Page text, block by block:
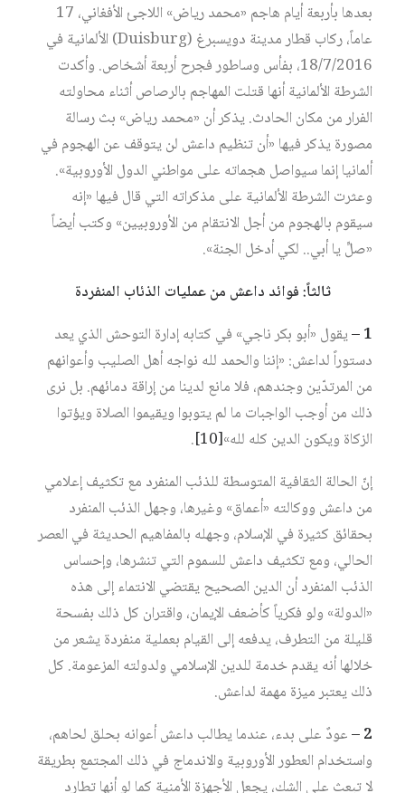
بعدها بأربعة أيام هاجم «محمد رياض» اللاجئ الأفغاني، 17
عاماً، ركاب قطار مدينة دويسبرغ (Duisburg) الألمانية في
18/7/2016، بفأس وساطور فجرح أربعة أشخاص. وأكدت
الشرطة الألمانية أنها قتلت المهاجم بالرصاص أثناء محاولته
الفرار من مكان الحادث. يذكر أن «محمد رياض» بث رسالة
مصورة يذكر فيها «أن تنظيم داعش لن يتوقف عن الهجوم في
ألمانيا إنما سيواصل هجماته على مواطني الدول الأوروبية».
وعثرت الشرطة الألمانية على مذكراته التي قال فيها «إنه
سيقوم بالهجوم من أجل الانتقام من الأوروبيين» وكتب أيضاً
«صلِّ يا أبي.. لكي أدخل الجنة».
ثالثاً: فوائد داعش من عمليات الذئاب المنفردة
1 –
يقول «أبو بكر ناجي» في كتابه إدارة التوحش الذي يعد
دستوراً لداعش: «إننا والحمد لله نواجه أهل الصليب وأعوانهم
من المرتدّين وجندهم، فلا مانع لدينا من إراقة دمائهم. بل نرى
ذلك من أوجب الواجبات ما لم يتوبوا ويقيموا الصلاة ويؤتوا
الزكاة ويكون الدين كله لله»‏[10]
.
إنّ الحالة الثقافية المتوسطة للذئب المنفرد مع تكثيف إعلامي
من داعش ووكالته «أعماق» وغيرها، وجهل الذئب المنفرد
بحقائق كثيرة في الإسلام، وجهله بالمفاهيم الحديثة في العصر
الحالي، ومع تكثيف داعش للسموم التي تنشرها، وإحساس
الذئب المنفرد أن الدين الصحيح يقتضي الانتماء إلى هذه
«الدولة» ولو فكرياً كأضعف الإيمان، واقتران كل ذلك بفسحة
قليلة من التطرف، يدفعه إلى القيام بعملية منفردة يشعر من
خلالها أنه يقدم خدمة للدين الإسلامي ولدولته المزعومة. كل
ذلك يعتبر ميزة مهمة لداعش.
2 –
عودٌ على بدء، عندما يطالب داعش أعوانه بحلق لحاهم،
واستخدام العطور الأوروبية والاندماج في ذلك المجتمع بطريقة